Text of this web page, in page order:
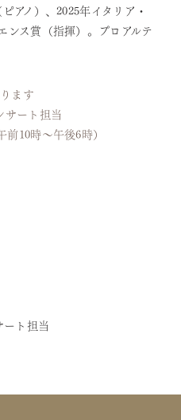
アノ）、2025年イタリア・
ンス賞（指揮）。プロアルテ
ます
サート担当
10時～午後6時）
ト担当